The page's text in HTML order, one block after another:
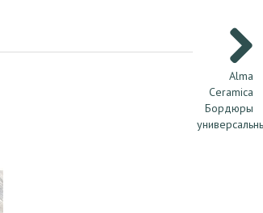
Alma
Ceramica
Бордюры